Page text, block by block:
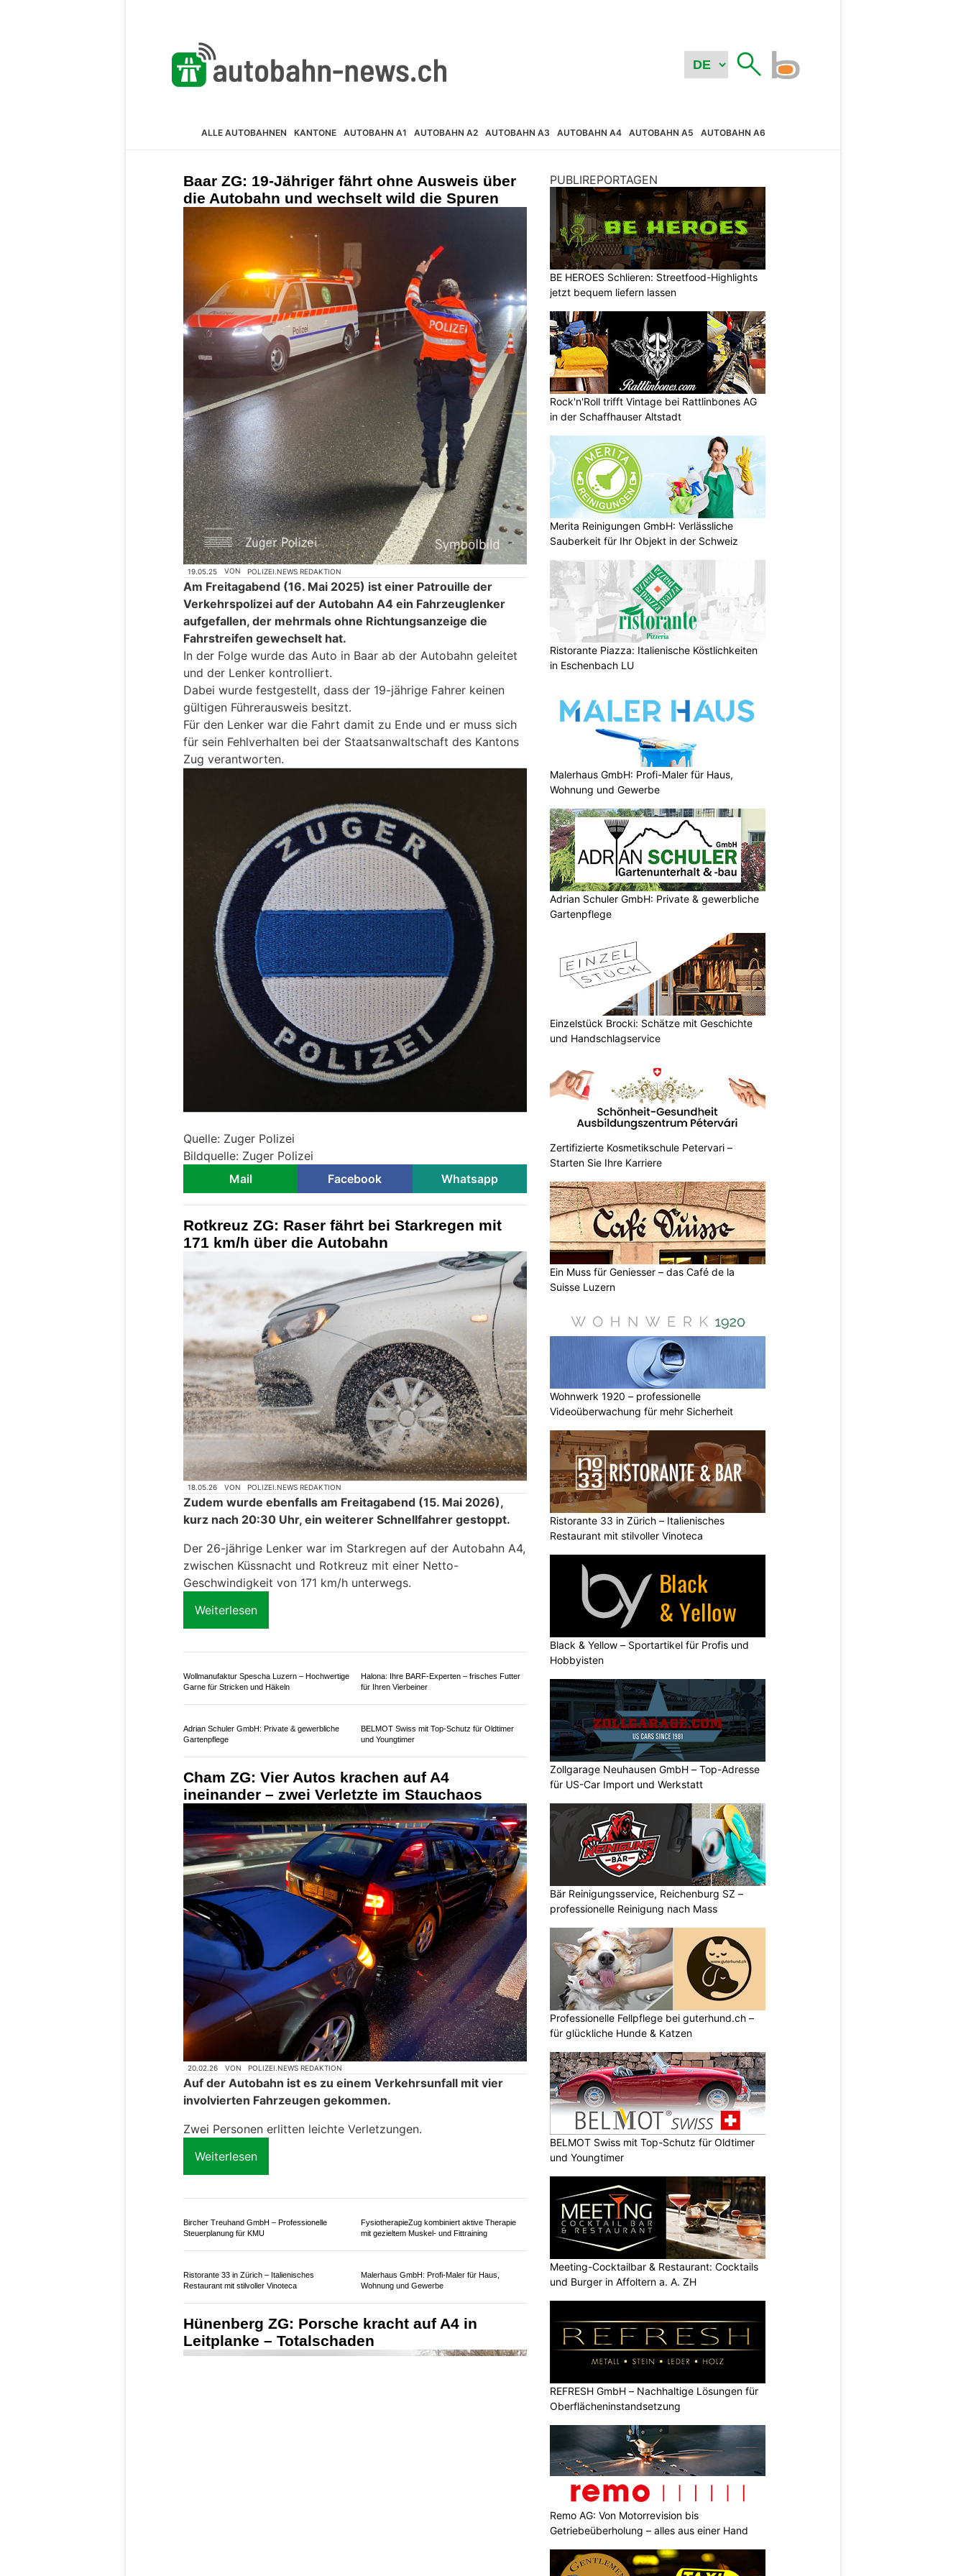
ALLE AUTOBAHNEN KANTONE AUTOBAHN A1 AUTOBAHN A2 AUTOBAHN A3 AUTOBAHN A4 AUTOBAHN A5 AUTOBAHN A6
Baar ZG: 19-Jähriger fährt ohne Ausweis über
die Autobahn und wechselt wild die Spuren
19.05.25 VON POLIZEI.NEWS REDAKTION
Am Freitagabend (16. Mai 2025) ist einer Patrouille der
Verkehrspolizei auf der Autobahn A4 ein Fahrzeuglenker
aufgefallen, der mehrmals ohne Richtungsanzeige die
Fahrstreifen gewechselt hat.
In der Folge wurde das Auto in Baar ab der Autobahn geleitet
und der Lenker kontrolliert.
Dabei wurde festgestellt, dass der 19-jährige Fahrer keinen
gültigen Führerausweis besitzt.
Für den Lenker war die Fahrt damit zu Ende und er muss sich
für sein Fehlverhalten bei der Staatsanwaltschaft des Kantons
Zug verantworten.
Quelle: Zuger Polizei
Bildquelle: Zuger Polizei
Mail
Facebook Whatsapp
Rotkreuz ZG: Raser fährt bei Starkregen mit
171 km/h über die Autobahn
18.05.26 VON POLIZEI.NEWS REDAKTION
Zudem wurde ebenfalls am Freitagabend (15. Mai 2026),
kurz nach 20:30 Uhr, ein weiterer Schnellfahrer gestoppt.
Der 26-jährige Lenker war im Starkregen auf der Autobahn A4,
zwischen Küssnacht und Rotkreuz mit einer Netto-
Geschwindigkeit von 171 km/h unterwegs.
Weiterlesen
Wollmanufaktur Spescha Luzern – Hochwertige
Garne für Stricken und Häkeln
Halona: Ihre BARF-Experten – frisches Futter
für Ihren Vierbeiner
Adrian Schuler GmbH: Private & gewerbliche
Gartenpflege
BELMOT Swiss mit Top-Schutz für Oldtimer
und Youngtimer
Cham ZG: Vier Autos krachen auf A4
ineinander – zwei Verletzte im Stauchaos
20.02.26 VON POLIZEI.NEWS REDAKTION
Auf der Autobahn ist es zu einem Verkehrsunfall mit vier
involvierten Fahrzeugen gekommen.
Zwei Personen erlitten leichte Verletzungen.
Weiterlesen
Bircher Treuhand GmbH – Professionelle
FysiotherapieZug kombiniert aktive Therapie
mit gezieltem Muskel- und Fittraining
Ristorante 33 in Zürich – Italienisches
Restaurant mit stilvoller Vinoteca
PUBLIREPORTAGEN
BE HEROES Schlieren: Streetfood-Highlights
jetzt bequem liefern lassen
Rock'n'Roll trifft Vintage bei Rattlinbones AG
in der Schaffhauser Altstadt
Merita Reinigungen GmbH: Verlässliche
Sauberkeit für Ihr Objekt in der Schweiz
Ristorante Piazza: Italienische Köstlichkeiten
in Eschenbach LU
Malerhaus GmbH: Profi-Maler für Haus,
Wohnung und Gewerbe
Adrian Schuler GmbH: Private & gewerbliche
Gartenpflege
Einzelstück Brocki: Schätze mit Geschichte
und Handschlagservice
Zertifizierte Kosmetikschule Petervari –
Starten Sie Ihre Karriere
Ein Muss für Geniesser – das Café de la
Suisse Luzern
Wohnwerk 1920 – professionelle
Videoüberwachung für mehr Sicherheit
Ristorante 33 in Zürich – Italienisches
Restaurant mit stilvoller Vinoteca
Black & Yellow – Sportartikel für Profis und
Hobbyisten
Zollgarage Neuhausen GmbH – Top-Adresse
für US-Car Import und Werkstatt
Bär Reinigungsservice, Reichenburg SZ –
professionelle Reinigung nach Mass
Professionelle Fellpflege bei guterhund.ch –
für glückliche Hunde & Katzen
BELMOT Swiss mit Top-Schutz für Oldtimer
und Youngtimer
Meeting-Cocktailbar & Restaurant: Cocktails
und Burger in Affoltern a. A. ZH
REFRESH GmbH – Nachhaltige Lösungen für
Oberflächeninstandsetzung
Remo AG: Von Motorrevision bis
Getriebeüberholung – alles aus einer Hand